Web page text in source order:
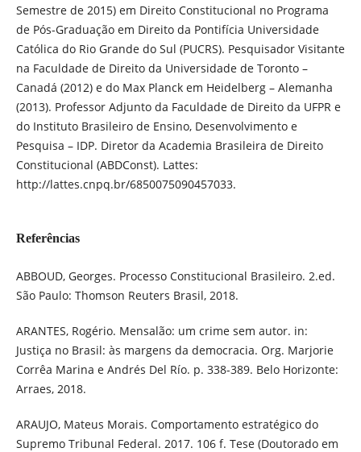
Semestre de 2015) em Direito Constitucional no Programa
de Pós-Graduação em Direito da Pontifícia Universidade
Católica do Rio Grande do Sul (PUCRS). Pesquisador Visitante
na Faculdade de Direito da Universidade de Toronto –
Canadá (2012) e do Max Planck em Heidelberg – Alemanha
(2013). Professor Adjunto da Faculdade de Direito da UFPR e
do Instituto Brasileiro de Ensino, Desenvolvimento e
Pesquisa – IDP. Diretor da Academia Brasileira de Direito
Constitucional (ABDConst). Lattes:
http://lattes.cnpq.br/6850075090457033.
Referências
ABBOUD, Georges. Processo Constitucional Brasileiro. 2.ed.
São Paulo: Thomson Reuters Brasil, 2018.
ARANTES, Rogério. Mensalão: um crime sem autor. in:
Justiça no Brasil: às margens da democracia. Org. Marjorie
Corrêa Marina e Andrés Del Río. p. 338-389. Belo Horizonte:
Arraes, 2018.
ARAUJO, Mateus Morais. Comportamento estratégico do
Supremo Tribunal Federal. 2017. 106 f. Tese (Doutorado em